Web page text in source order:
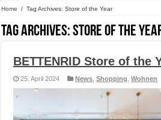
Home / Tag Archives: Store of the Year
Tag Archives:Store of the
BETTENRID Store of the
25. April 2024 News ,Shopping ,Wohnen